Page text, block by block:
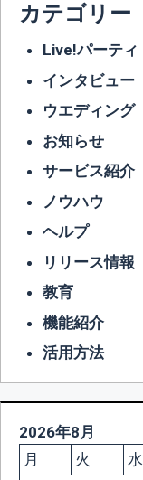
カテゴリー
Live!パーティ
インタビュー
ウエディング
お知らせ
サービス紹介
ノウハウ
ヘルプ
リリース情報
教育
機能紹介
活用方法
2026年8月
月
火 水